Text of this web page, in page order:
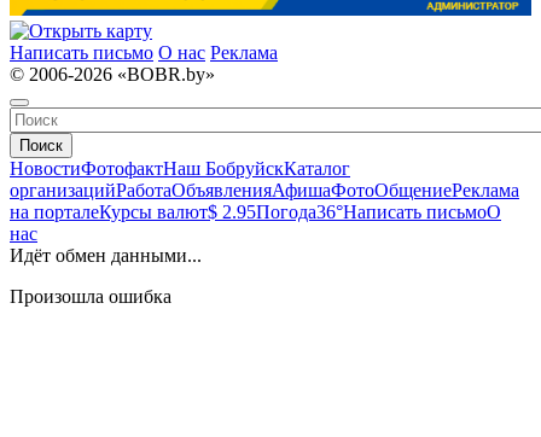
Написать письмо О нас Реклама
© 2006-2026 «BOBR.by»
Поиск
НовостиФотофактНаш БобруйскКаталог
организацийРаботаОбъявленияАфишаФотоОбщениеРеклама
на порталеКурсы валют$ 2.95Погода36°Написать письмоО
нас
Идёт обмен данными...
Произошла ошибка